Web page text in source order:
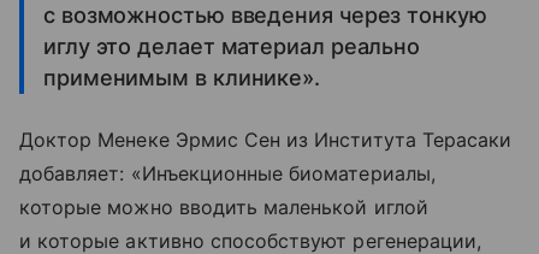
с возможностью введения через тонкую
иглу это делает материал реально
применимым в клинике».
Доктор Менеке Эрмис Сен из Института Терасаки
добавляет: «Инъекционные биоматериалы,
которые можно вводить маленькой иглой
и которые активно способствуют регенерации,